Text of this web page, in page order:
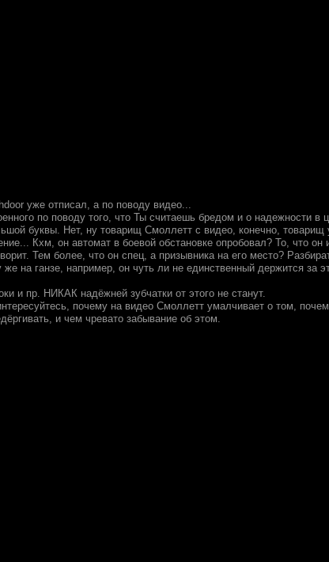
уже отписал, а по поводу видео...
по поводу того, что Ты считаешь бредом и о надежности в
буквы. Нет, ну товарищ Смоллетт с видео, конечно, товарищ
Кхм, он автомат в боевой обстановке опробовал? То, что
Тем более, что он спец, а призывника на его место?
же на ганзе, например, он чуть ли не единственный держится
и пр. НИКАК надёжней зубчатки от этого не станут.
почему на видео Смоллетт умалчивает о том,
и чем чревато забывание об этом.